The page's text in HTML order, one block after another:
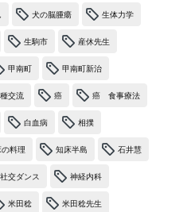
犬の脳腫瘍 生体力学
生駒市 産休先生
甲南町 甲南町新治
交流 癌 癌 食事療法
白血病 相撲
料理 知床半島 石井慧
社交ダンス 神経内科
米田稔 米田稔先生